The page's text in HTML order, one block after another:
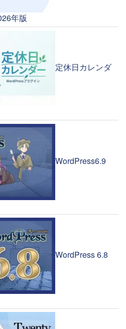
年版
定休日カレンダ
WordPress6.9
WordPress 6.8